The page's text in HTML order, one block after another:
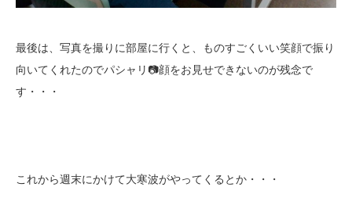
最後は、写真を撮りに部屋に行くと、ものすごくいい笑顔で振り
向いてくれたのでパシャリ📷顔をお見せできないのが残念で
す・・・
これから週末にかけて大寒波がやってくるとか・・・